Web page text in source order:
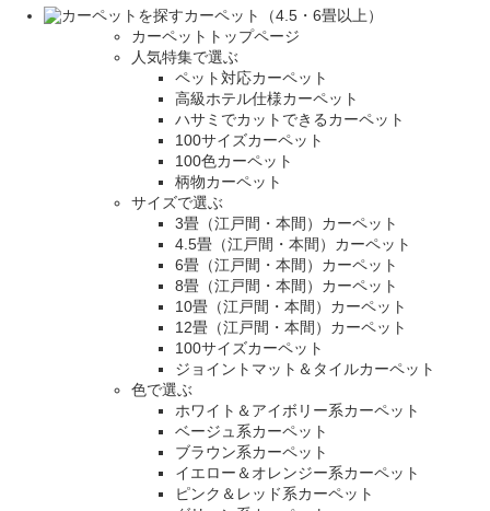
カーペット（4.5・6畳以上）
カーペットトップページ
人気特集で選ぶ
ペット対応カーペット
高級ホテル仕様カーペット
ハサミでカットできるカーペット
100サイズカーペット
100色カーペット
柄物カーペット
サイズで選ぶ
3畳（江戸間・本間）カーペット
4.5畳（江戸間・本間）カーペット
6畳（江戸間・本間）カーペット
8畳（江戸間・本間）カーペット
10畳（江戸間・本間）カーペット
12畳（江戸間・本間）カーペット
100サイズカーペット
ジョイントマット＆タイルカーペット
色で選ぶ
ホワイト＆アイボリー系カーペット
ベージュ系カーペット
ブラウン系カーペット
イエロー＆オレンジー系カーペット
ピンク＆レッド系カーペット